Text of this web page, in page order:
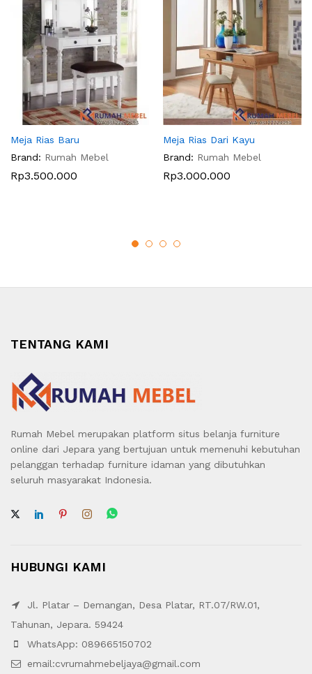
Meja Rias Baru
Brand: Rumah Mebel
Rp3.500.000
Meja Rias Dari Kayu
Brand: Rumah Mebel
Rp3.000.000
TENTANG KAMI
Rumah Mebel merupakan platform situs belanja furniture
online dari Jepara yang bertujuan untuk memenuhi kebutuhan
pelanggan terhadap furniture idaman yang dibutuhkan
seluruh masyarakat Indonesia.
HUBUNGI KAMI
Jl. Platar – Demangan, Desa Platar, RT.07/RW.01,
Tahunan, Jepara. 59424
WhatsApp: 089665150702
email:cvrumahmebeljaya@gmail.com